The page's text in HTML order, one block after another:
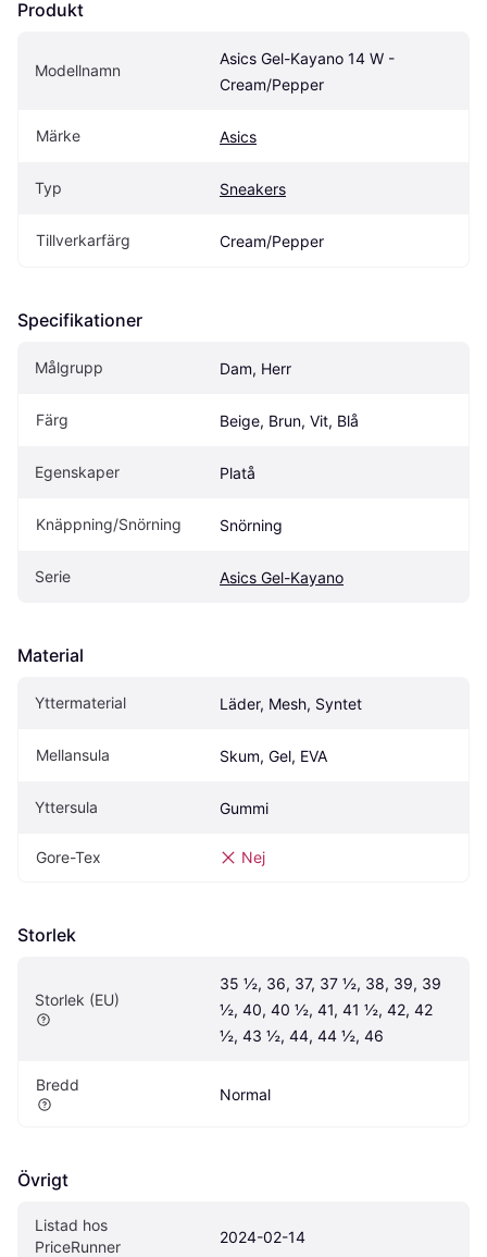
Produkt
Modellnamn
Asics Gel-Kayano 14 W -
Cream/Pepper
Märke Asics
Typ Sneakers
Tillverkarfärg Cream/Pepper
Specifikationer
Målgrupp Dam, Herr
Färg Beige, Brun, Vit, Blå
Egenskaper Platå
Knäppning/Snörning Snörning
Serie Asics Gel-Kayano
Material
Yttermaterial Läder, Mesh, Syntet
Mellansula Skum, Gel, EVA
Yttersula Gummi
Gore-Tex Nej
Storlek
Storlek (EU)
35 ½, 36, 37, 37 ½, 38, 39, 39
½, 40, 40 ½, 41, 41 ½, 42, 42
½, 43 ½, 44, 44 ½, 46
Bredd
Normal
Övrigt
Listad hos
PriceRunner
2024-02-14